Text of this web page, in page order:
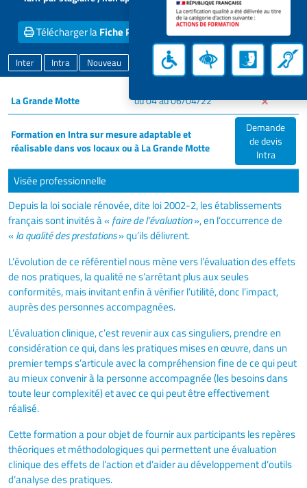
Télécharger laFiche PDF Obtenir unDevis inter
Inter Intra Nouveau
La Grande Motte du 04 au 06/04/22
Formation en Intra sur mesure adaptable et
réalisable dans vos locaux ou à La Grande Motte
Demande
de devis
Intra
Visée professionnelle
Depuis la loi sociale rénovée, dite loi 2002-2, les établissements
français sont invités à « faire de l’évaluation», en l’occurrence de
« la qualité des prestations» qu’ils délivrent.
L’évolution de ce référentiel nous mène vers l’évaluation des effets
de nos pratiques, la qualité ne s’arrêtant plus aux seules
conformités, mais invitant enfin à vérifier l’utilité, donc l’impact,
auprès des personnes accompagnées.
L’évaluation clinique, c’est revenir aux cas singuliers, prendre en
considération ce qui, dans les pratiques mises en œuvre, dans un
premier temps s’articule avec la compréhension fine de ce qui peut
au mieux convenir à la personne accompagnée (les besoins dans
toute leur complexité) et avec ce qui peut être effectivement
réalisé.
Cette formation a pour objet de fournir aux participants les repères
théoriques et méthodologiques qui permettent une évaluation
clinique des effets de l’action et d’aider au développement d’outils
d’analyse des pratiques.